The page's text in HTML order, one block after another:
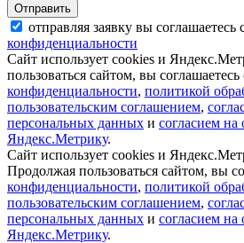
Отправить
отправляя заявку вы соглашаетесь
конфиденциальности
Сайт использует cookies и
пользоваться сайтом, вы соглашаетесь
конфиденциальности, политикой
пользовательским соглашением,
персональных данных и согласием на
Яндекс.Метрику.
Сайт использует cookies и
Продолжая пользоваться сайтом, вы
конфиденциальности, политикой
пользовательским соглашением,
персональных данных и согласием на
Яндекс.Метрику.